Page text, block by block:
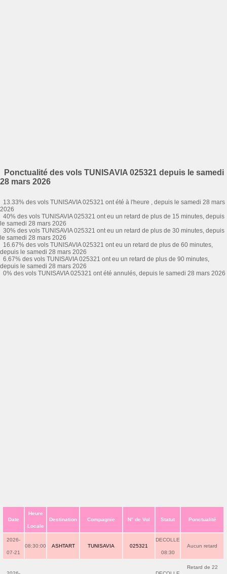
Ponctualité des vols TUNISAVIA 025321 depuis le samedi
28 mars 2026
13.33% des vols TUNISAVIA 025321 ont été à l'heure , depuis le samedi 28 mars
2026
40% des vols TUNISAVIA 025321 ont eu un retard de plus de 15 minutes, depuis
le samedi 28 mars 2026
30% des vols TUNISAVIA 025321 ont eu un retard de plus de 30 minutes, depuis
le samedi 28 mars 2026
16.67% des vols TUNISAVIA 025321 ont eu un retard de plus de 60 minutes,
depuis le samedi 28 mars 2026
6.67% des vols TUNISAVIA 025321 ont eu un retard de plus de 90 minutes,
depuis le samedi 28 mars 2026
0% des vols TUNISAVIA 025321 ont été annulés, depuis le samedi 28 mars 2026
Date
Heure
Locale
Destination Compagnie N° de Vol Statut Ponctualité
2026-
07-21
08:30:00 ASHTART TUNISAVIA 025321
DECOLLE
08:30
Aucun retard
Retard de 22